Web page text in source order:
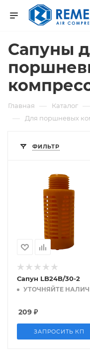
Сапуны
Главная — Каталог —
— Для поршневых
ФИЛЬТР
Сапун LB24B/30-2
УТОЧНЯЙТЕ
209 ₽
ЗАПРОСИТЬ КП